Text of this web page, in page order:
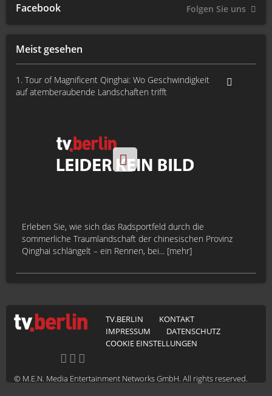
Meist gesehen
1. Tour of Magnificent Qinghai: Wo Geschwindigkeit
auf atemberaubende Landschaften trifft
Erleben Sie, wie sich das Radsportfeld durch die
sommerliche Traumlandschaft der chinesischen Provinz
Qinghai schlängelt – ein Rennen, bei... [mehr]
Facebook Folgen Sie uns
TV.BERLIN
KONTAKT
IMPRESSUM
DATENSCHUTZ
COOKIE EINSTELLUNGEN
© M.E.N. Media Entertainment Networks GmbH. All rights reserved.